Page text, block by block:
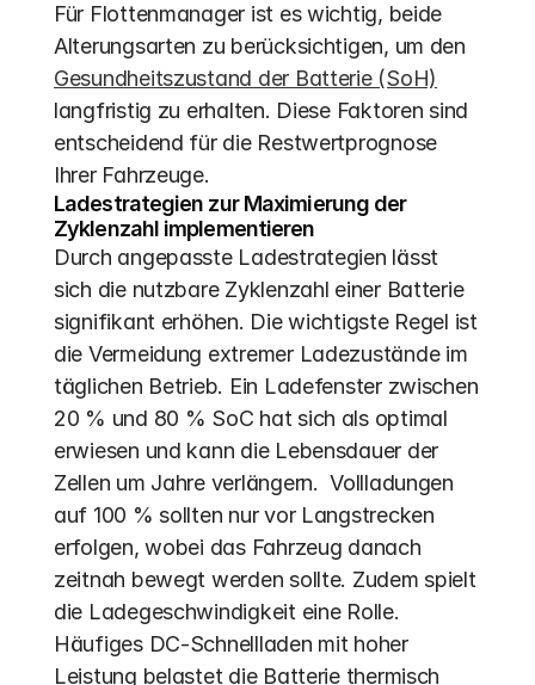
Für Flottenmanager ist es wichtig, beide
Gesundheitszustand der Batterie (SoH)
langfristig zu erhalten. Diese Faktoren sind
entscheidend für die Restwertprognose
Ihrer Fahrzeuge.
Ladestrategien zur Maximierung der
Zyklenzahl implementieren
Durch angepasste Ladestrategien lässt
sich die nutzbare Zyklenzahl einer Batterie
signifikant erhöhen. Die wichtigste Regel ist
die Vermeidung extremer Ladezustände im
täglichen Betrieb. Ein Ladefenster zwischen
20 % und 80 % SoC hat sich als optimal
erwiesen und kann die Lebensdauer der
Zellen um Jahre verlängern.  Vollladungen
auf 100 % sollten nur vor Langstrecken
erfolgen, wobei das Fahrzeug danach
zeitnah bewegt werden sollte. Zudem spielt
die Ladegeschwindigkeit eine Rolle.
Häufiges DC-Schnellladen mit hoher
Leistung belastet die Batterie thermisch